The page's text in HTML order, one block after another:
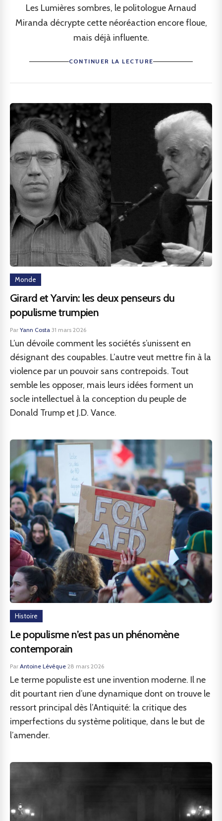
Les Lumières sombres, le politologue Arnaud
Miranda décrypte cette néoréaction encore floue,
mais déjà influente.
CONTINUER LA LECTURE
Monde
Girard et Yarvin: les deux penseurs du
populisme trumpien
Par Yann Costa·31 mars 2026
L’un dévoile comment les sociétés s’unissent en
désignant des coupables. L’autre veut mettre fin à la
violence par un pouvoir sans contrepoids. Tout
semble les opposer, mais leurs idées forment un
socle intellectuel à la conception du peuple de
Donald Trump et J.D. Vance.
Histoire
Le populisme n’est pas un phénomène
contemporain
Par Antoine Lévêque·28 mars 2026
Le terme populiste est une invention moderne. Il ne
dit pourtant rien d’une dynamique dont on trouve le
ressort principal dès l’Antiquité: la critique des
imperfections du système politique, dans le but de
l’amender.